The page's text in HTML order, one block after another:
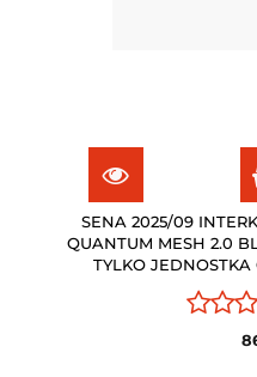
SENA 2025/09
QUANTUM MESH 2.0
TYLKO